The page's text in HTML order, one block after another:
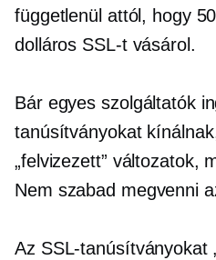
függetlenül attól, hogy
dolláros SSL-t vásárol.
Bár egyes szolgáltatók
tanúsítványokat
„felvizezett” változatok,
Nem szabad megvenni
Az SSL-tanúsítványokat